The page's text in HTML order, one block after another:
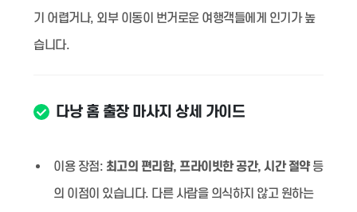
기 어렵거나, 외부 이동이 번거로운 여행객들에게 인기가 높
습니다.
다낭 홈 출장 마사지 상세 가이드
이용 장점: 최고의 편리함, 프라이빗한 공간, 시간 절약등
의 이점이 있습니다. 다른 사람을 의식하지 않고 원하는